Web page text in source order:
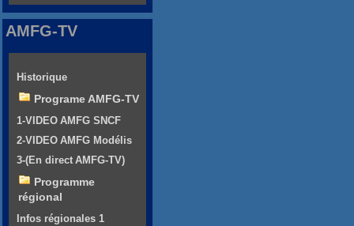
AMFG-TV
Historique
Programe AMFG-TV
1-VIDEO AMFG SNCF
2-VIDEO AMFG Modélis
3-(En direct AMFG-TV)
Programme
régional
Infos régionales 1